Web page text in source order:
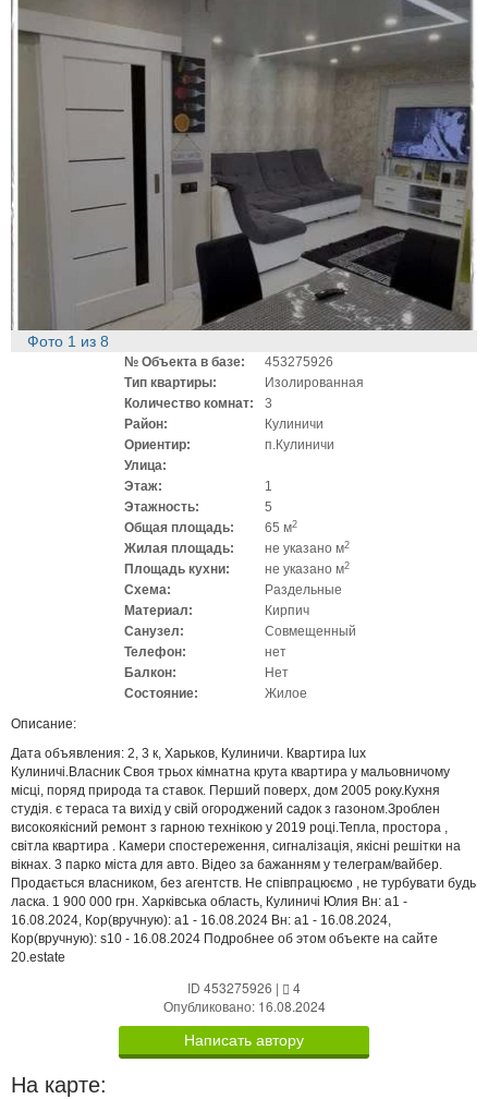
Фото 1 из 8
№ Объекта в базе:
453275926
Тип квартиры:
Изолированная
Количество комнат:
3
Район:
Кулиничи
Ориентир:
п.Кулиничи
Улица:
Этаж:
1
Этажность:
5
Общая площадь:
65 м2
Жилая площадь: не указано м2
Площадь кухни: не указано м2
Схема:
Раздельные
Материал:
Кирпич
Санузел:
Совмещенный
Телефон:
нет
Балкон:
Нет
Состояние:
Жилое
Описание:
Дата объявления: 2, 3 к, Харьков, Кулиничи. Квартира lux
Кулиничі.Власник Своя трьох кімнатна крута квартира у мальовничому
місці, поряд природа та ставок. Перший поверх, дом 2005 року.Кухня
студія. є тераса та вихід у свій огороджений садок з газоном.Зроблен
високоякісний ремонт з гарною технікою у 2019 році.Тепла, простора ,
світла квартира . Камери спостереження, сигналізація, якісні решітки на
вікнах. 3 парко міста для авто. Відео за бажанням у телеграм/вайбер.
Продається власником, без агентств. Не співпрацюємо , не турбувати будь
ласка. 1 900 000 грн. Харківська область, Кулиничі Юлия Вн: a1 -
16.08.2024, Кор(вручную): a1 - 16.08.2024 Вн: a1 - 16.08.2024,
Кор(вручную): s10 - 16.08.2024 Подробнее об этом объекте на сайте
20.estate
ID 453275926 |
4
Опубликовано: 16.08.2024
Написать автору
На карте: